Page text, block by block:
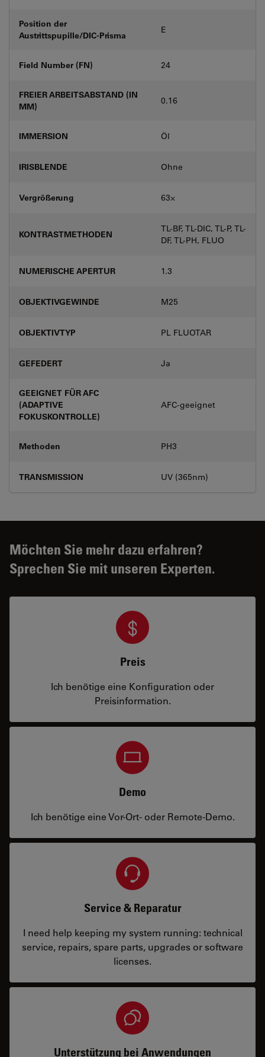
Position der
Austrittspupille/DIC-Prisma
E
Field Number (FN) 24
FREIER ARBEITSABSTAND (IN
MM)
0.16
IMMERSION Öl
IRISBLENDE Ohne
Vergrößerung 63⨉
KONTRASTMETHODEN
TL-BF, TL-DIC, TL-P, TL-
DF, TL-PH, FLUO
NUMERISCHE APERTUR 1.3
OBJEKTIVGEWINDE M25
OBJEKTIVTYP PL FLUOTAR
GEFEDERT Ja
GEEIGNET FÜR AFC
(ADAPTIVE
FOKUSKONTROLLE)
AFC-geeignet
Methoden PH3
TRANSMISSION UV (365nm)
Möchten Sie mehr dazu erfahren?
Sprechen Sie mit unseren Experten.
Preis
Ich benötige eine Konfiguration oder
Preisinformation.
Demo
Ich benötige eine Vor-Ort- oder Remote-Demo.
Service & Reparatur
I need help keeping my system running: technical
service, repairs, spare parts, upgrades or software
licenses.
Unterstützung bei Anwendungen